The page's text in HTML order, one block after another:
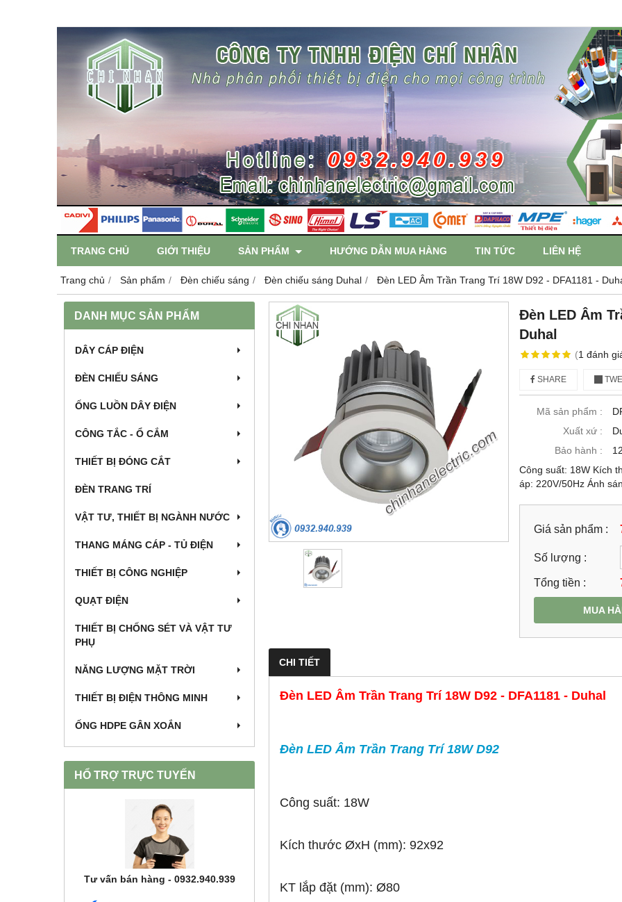
TRANG CHỦ GIỚI THIỆU SẢN PHẨM HƯỚNG DẪN MUA HÀNG TIN TỨC LIÊN HỆ
Trang chủ Sản phẩm Đèn chiếu sáng Đèn chiếu sáng Duhal Đèn LED Âm Trần Trang Trí 18W D92 - DFA1181 -
DANH MỤC SẢN PHẨM
DÂY CÁP ĐIỆN
ĐÈN CHIẾU SÁNG
ỐNG LUỒN DÂY ĐIỆN
CÔNG TẮC - Ổ CẮM
THIẾT BỊ ĐÓNG CẮT
ĐÈN TRANG TRÍ
VẬT TƯ, THIẾT BỊ NGÀNH NƯỚC
THANG MÁNG CÁP - TỦ ĐIỆN
THIẾT BỊ CÔNG NGHIỆP
QUẠT ĐIỆN
THIẾT BỊ CHỐNG SÉT VÀ VẬT TƯ
PHỤ
NĂNG LƯỢNG MẶT TRỜI
THIẾT BỊ ĐIỆN THÔNG MINH
ỐNG HDPE GÂN XOẮN
HỔ TRỢ TRỰC TUYẾN
Tư vấn bán hàng - 0932.940.939
Đèn LED Âm
Duhal
(1 đánh
SHARE
Mã sản phẩm :
Xuất xứ :
Bảo hành :
Công suất: 18W Kích
áp: 220V/50Hz Ánh
Giá sản phẩm :
Số lượng :
Tổng tiền :
MUA
CHI TIẾT
Đèn LED Âm Trần Trang Trí 18W D92 - DFA1181 - Duhal
Đèn LED Âm Trần Trang Trí 18W D92
Công suất: 18W
Kích thước ØxH (mm): 92x92
KT lắp đặt (mm): Ø80